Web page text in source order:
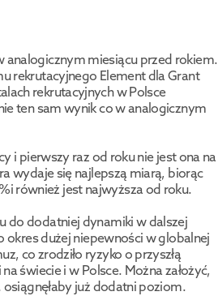
analogicznym miesiącu przed rokiem.
rekrutacyjnego Element dla Grant
rekrutacyjnych w Polsce
ten sam wynik co w analogicznym
i pierwszy raz od roku nie jest ona na
wydaje się najlepszą miarą, biorąc
również jest najwyższa od roku.
do dodatniej dynamiki w dalszej
okres dużej niepewności w globalnej
co zrodziło ryzyko o przyszłą
świecie i w Polsce. Można założyć,
już dodatni poziom.